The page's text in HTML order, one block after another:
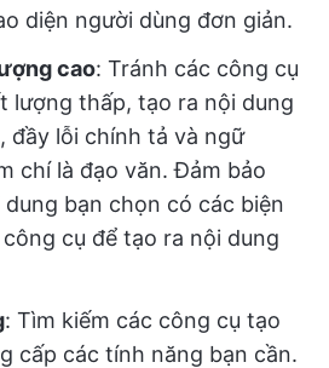
diện người dùng đơn giản.
cao: Tránh các công cụ
lượng thấp, tạo ra nội dung
đầy lỗi chính tả và ngữ
chí là đạo văn. Đảm bảo
bạn chọn có các biện
cụ để tạo ra nội dung
: Tìm kiếm các công cụ tạo
cấp các tính năng bạn cần.